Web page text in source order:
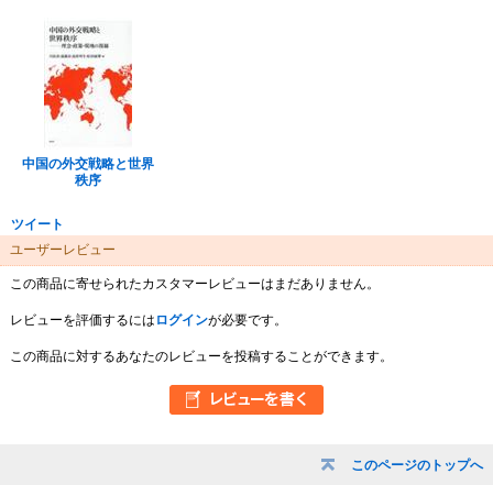
このページのトップへ
中国の外交戦略と世界
秩序
ツイート
ユーザーレビュー
この商品に寄せられたカスタマーレビューはまだありません。
レビューを評価するには ログインが必要です。
この商品に対するあなたのレビューを投稿することができます。